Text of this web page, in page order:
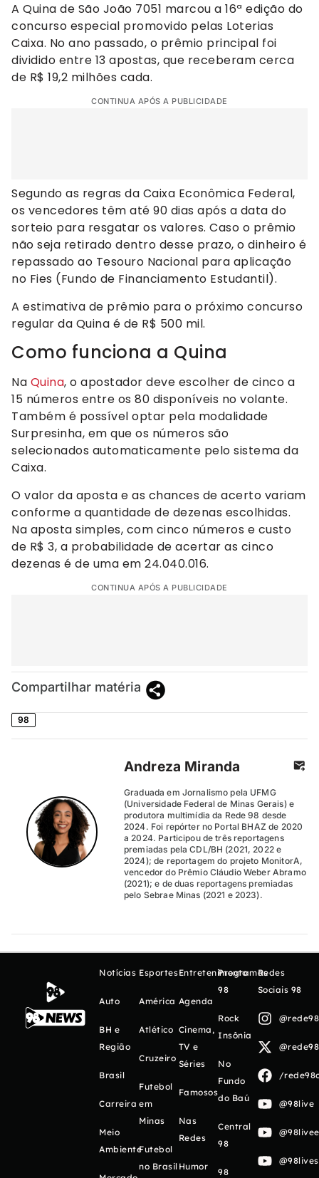
A Quina de São João 7051 marcou a 16ª edição do
concurso especial promovido pelas Loterias
Caixa. No ano passado, o prêmio principal foi
dividido entre 13 apostas, que receberam cerca
de R$ 19,2 milhões cada.
CONTINUA APÓS A PUBLICIDADE
Segundo as regras da Caixa Econômica Federal,
os vencedores têm até 90 dias após a data do
sorteio para resgatar os valores. Caso o prêmio
não seja retirado dentro desse prazo, o dinheiro é
repassado ao Tesouro Nacional para aplicação
no Fies (Fundo de Financiamento Estudantil).
A estimativa de prêmio para o próximo concurso
regular da Quina é de R$ 500 mil.
Como funciona a Quina
Na Quina, o apostador deve escolher de cinco a
15 números entre os 80 disponíveis no volante.
Também é possível optar pela modalidade
Surpresinha, em que os números são
selecionados automaticamente pelo sistema da
Caixa.
O valor da aposta e as chances de acerto variam
conforme a quantidade de dezenas escolhidas.
Na aposta simples, com cinco números e custo
de R$ 3, a probabilidade de acertar as cinco
dezenas é de uma em 24.040.016.
CONTINUA APÓS A PUBLICIDADE
Compartilhar matéria
98
Andreza Miranda
Graduada em Jornalismo pela UFMG
(Universidade Federal de Minas Gerais) e
produtora multimídia da Rede 98 desde
2024. Foi repórter no Portal BHAZ de 2020
a 2024. Participou de três reportagens
premiadas pela CDL/BH (2021, 2022 e
2024); de reportagem do projeto MonitorA,
vencedor do Prêmio Cláudio Weber Abramo
(2021); e de duas reportagens premiadas
pelo Sebrae Minas (2021 e 2023).
Notícias
Auto
BH e
Região
Brasil
Carreira
Meio
Ambiente
Esportes
América
Atlético
Cruzeiro
Futebol
em
Minas
Futebol
no Brasil
Entretenimento
Agenda
Cinema,
TV e
Séries
Famosos
Nas
Redes
Humor
Programas
98
Rock
Insônia
No
Fundo
do Baú
Central
98
98
Redes
Sociais 98
/
@98live